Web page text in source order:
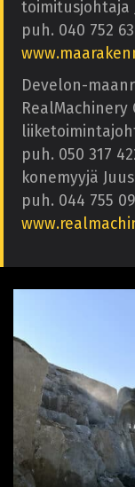
toimitusjohtaja
puh. 040 752
Develon-
RealMachinery
puh. 050 317
konemyyjä
puh. 044 755